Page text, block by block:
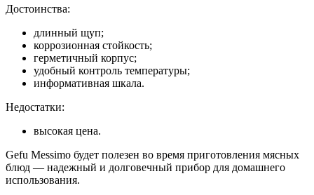
Достоинства:
длинный щуп;
коррозионная стойкость;
герметичный корпус;
удобный контроль температуры;
информативная шкала.
Недостатки:
высокая цена.
Gefu Messimo будет полезен во время приготовления мясных
блюд — надежный и долговечный прибор для домашнего
использования.